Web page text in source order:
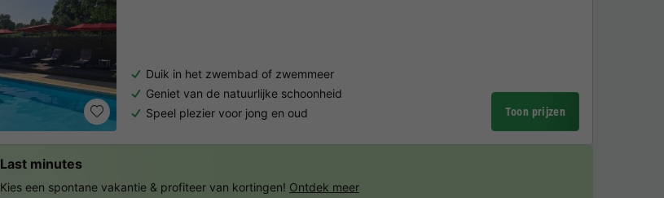
Duik in het zwembad of zwemmeer
Geniet van de natuurlijke schoonheid
Speel plezier voor jong en oud
Toon prijzen
Last minutes
Kies een spontane vakantie & profiteer van kortingen! Ontdek meer